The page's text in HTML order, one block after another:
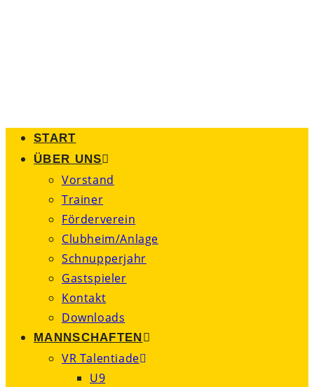
START
ÜBER UNS
Vorstand
Trainer
Förderverein
Clubheim/Anlage
Schnupperjahr
Gastspieler
Kontakt
Downloads
MANNSCHAFTEN
VR Talentiade
U9